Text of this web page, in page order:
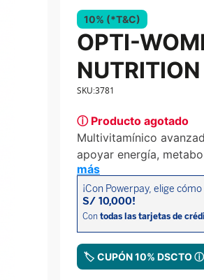
10% (*T&C)
OPTI-
NUTRITION
SKU:3781
ⓘ Producto agotado
Multivitamínico
apoyar energía,
más
🏷️ CUPÓN 10% DSCTO